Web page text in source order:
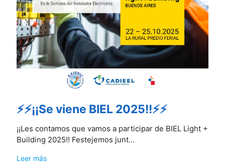
⚡⚡¡¡Se viene BIEL 2025!!⚡⚡
¡¡Les contamos que vamos a participar de BIEL Light +
Building 2025!! Festejemos junt...
Leer más